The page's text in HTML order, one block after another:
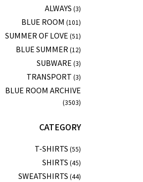
ALWAYS (3)
BLUE ROOM (101)
SUMMER OF LOVE (51)
BLUE SUMMER (12)
SUBWARE (3)
TRANSPORT (3)
BLUE ROOM ARCHIVE
(3503)
CATEGORY
T-SHIRTS (55)
SHIRTS (45)
SWEATSHIRTS (44)